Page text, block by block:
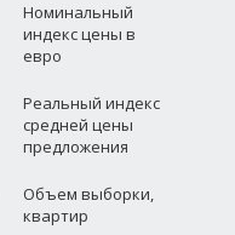
Номинальный
индекс цены в
евро
Реальный индекс
средней цены
предложения
Объем выборки,
квартир